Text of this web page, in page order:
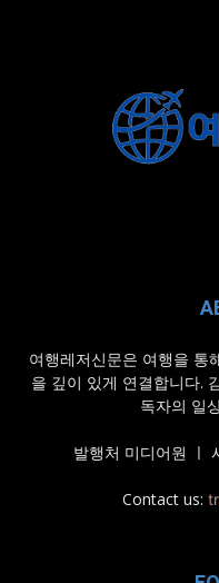
여행레저신문은 여행을 통
을 깊이 있게 연결합니다.
독자의 일
발행처 미디어원 ㅣ
Contact us: